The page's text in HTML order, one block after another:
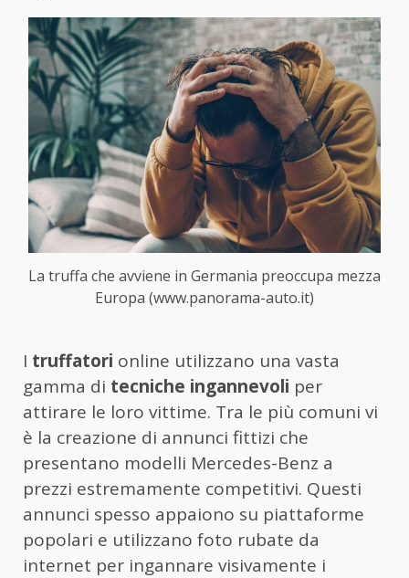
La truffa che avviene in Germania preoccupa mezza
Europa (www.panorama-auto.it)
I truffatori online utilizzano una vasta
gamma di tecniche ingannevoli per
attirare le loro vittime. Tra le più comuni vi
è la creazione di annunci fittizi che
presentano modelli Mercedes-Benz a
prezzi estremamente competitivi. Questi
annunci spesso appaiono su piattaforme
popolari e utilizzano foto rubate da
internet per ingannare visivamente i